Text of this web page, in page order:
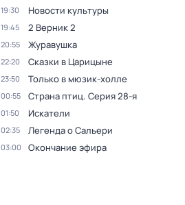
19:30 Новости культуры
19:45 2 Верник 2
20:55 Журавушка
22:20 Сказки в Царицыне
23:50 Только в мюзик-холле
00:55 Страна птиц. Серия 28-я
01:50 Искатели
02:35 Легенда о Сальери
03:00 Окончание эфира